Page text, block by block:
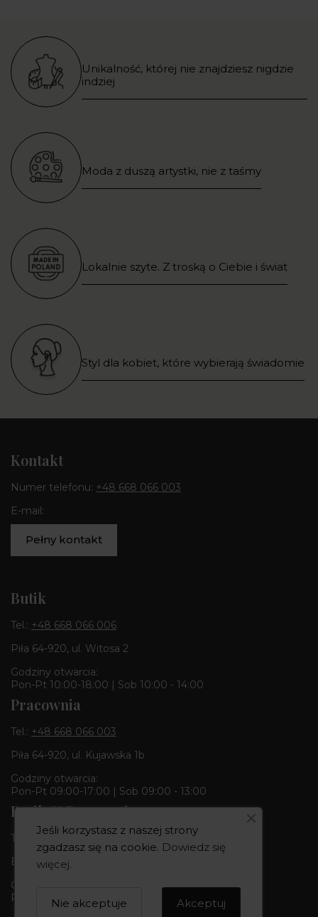
Unikalność, której nie znajdziesz nigdzie
indziej
Moda z duszą artystki, nie z taśmy
Lokalnie szyte. Z troską o Ciebie i świat
Styl dla kobiet, które wybierają świadomie
Kontakt
Numer telefonu: +48 668 066 003
E-mail:
Pełny kontakt
Butik
Tel.: +48 668 066 006
Piła 64-920, ul. Witosa 2
Godziny otwarcia:
Pon-Pt 10:00-18:00 | Sob 10:00 - 14:00
Pracownia
Tel.: +48 668 066 003
Piła 64-920, ul. Kujawska 1b
Godziny otwarcia:
Pon-Pt 09:00-17:00 | Sob 09:00 - 13:00
Butik & Pracownia
Tel.:
+48 668 680 727
Bydgoszcz 85-010, ul. Dworcowa 6
Godziny otwarcia:
Pon-Pt 10:00-18:00 | Sob 10:00 - 14:00
Jeśli korzystasz z naszej strony
zgadzasz się na cookie. Dowiedz się
więcej.
Akceptuj
Nie akceptuje